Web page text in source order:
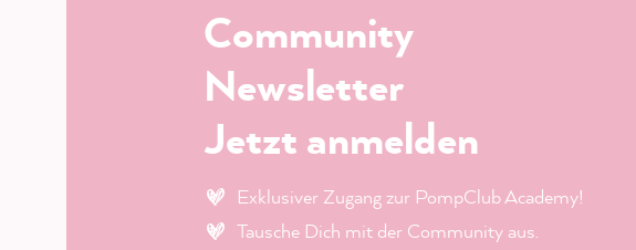
Community
Newsletter
Jetzt anmelden
Exklusiver Zugang zur PompClub Academy!
Tausche Dich mit der Community aus.